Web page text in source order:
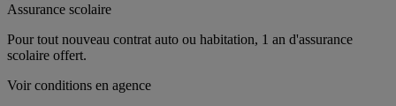
Assurance scolaire
Pour tout nouveau contrat auto ou habitation, 1 an d'assurance
scolaire offert.
Voir conditions en agence